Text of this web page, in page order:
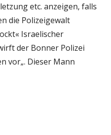
etc. anzeigen, falls
die Polizeigewalt
Israelischer
der Bonner Polizei
vor„. Dieser Mann